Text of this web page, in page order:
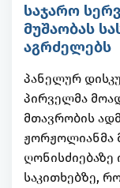
საჯარო
მუშაობას
აგრძელებს
პანელურ
პირველმა
მთავრობის
ჟორჟოლიანმა
საკითხებზე,